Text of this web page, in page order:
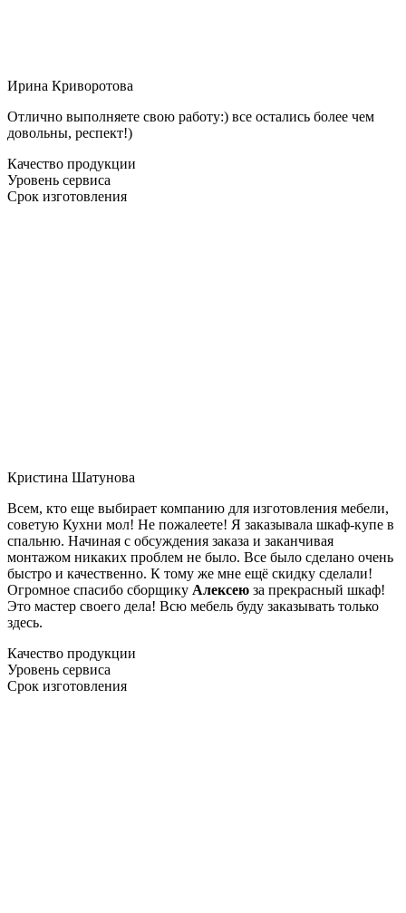
Ирина Криворотова
Отлично выполняете свою работу:) все остались более чем
довольны, респект!)
Качество продукции
Уровень сервиса
Срок изготовления
Кристина Шатунова
Всем, кто еще выбирает компанию для изготовления мебели,
советую Кухни мол! Не пожалеете! Я заказывала шкаф-купе в
спальню. Начиная с обсуждения заказа и заканчивая
монтажом никаких проблем не было. Все было сделано очень
быстро и качественно. К тому же мне ещё скидку сделали!
Огромное спасибо сборщику Алексею за прекрасный шкаф!
Это мастер своего дела! Всю мебель буду заказывать только
здесь.
Качество продукции
Уровень сервиса
Срок изготовления